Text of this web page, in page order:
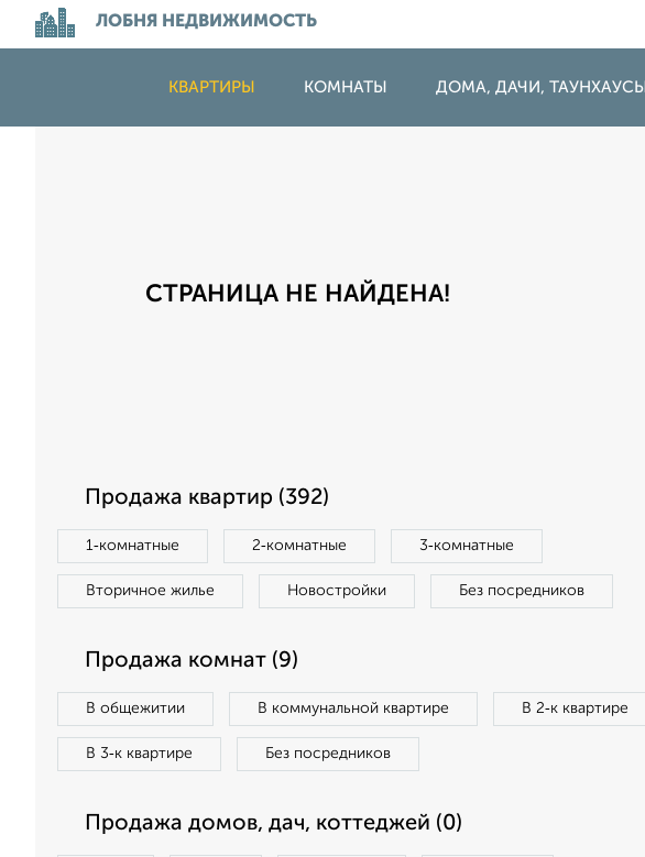
ЛОБНЯ НЕДВИЖИМОСТЬ
КВАРТИРЫ КОМНАТЫ ДОМА, ДАЧИ, ТАУНХАУСЫ
СТРАНИЦА НЕ НАЙДЕНА!
Продажа квартир (392)
1‑комнатные 2‑комнатные 3‑комнатные
Вторичное жилье Новостройки Без посредников
Продажа комнат (9)
В общежитии В коммунальной квартире В 2‑к квартире
В 3‑к квартире Без посредников
Продажа домов, дач, коттеджей (0)